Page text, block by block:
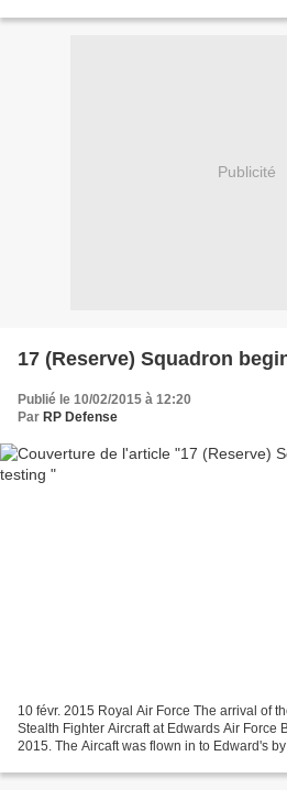
Publicité
17 (Reserve) Squadron
Publié le 10/02/2015 à 12:20
Par RP Defense
10 févr. 2015 Royal Air Force The arrival of
Stealth Fighter Aircraft at Edwards Air Force
2015. The Aircaft was flown in to Edward's